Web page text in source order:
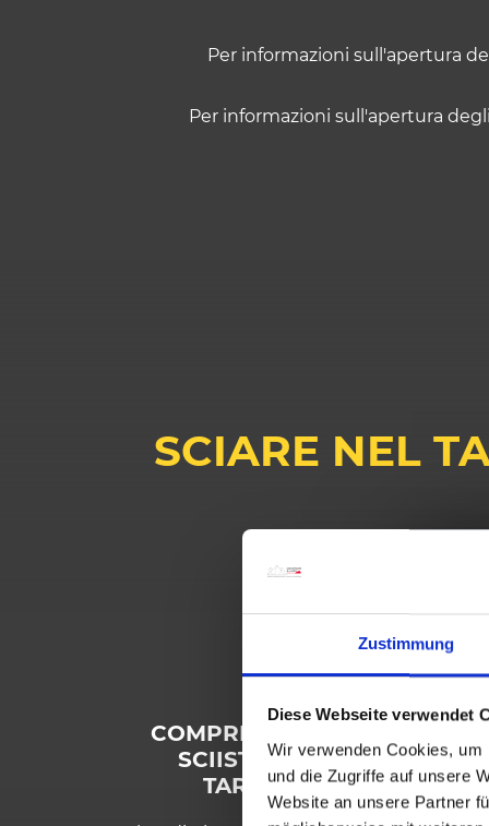
Zustimmung
Diese Webseite verwendet
Wir verwenden Cookies,
und die Zugriffe auf unsere
Website an unsere Partner
Per informazioni sull'apertura
Per informazioni sull'apertura
SCIARE NEL
Divertimento
COMPRENSORIO
SCIISTICO DEL
TARVISIANO